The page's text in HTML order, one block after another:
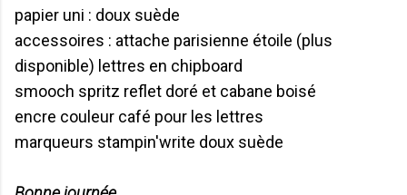
papier uni : doux suède
accessoires : attache parisienne étoile (plus
disponible) lettres en chipboard
smooch spritz reflet doré et cabane boisé
encre couleur café pour les lettres
marqueurs stampin'write doux suède